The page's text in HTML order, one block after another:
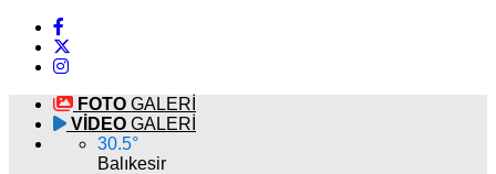
FOTO GALERİ
VİDEO GALERİ
30.5°
Balıkesir